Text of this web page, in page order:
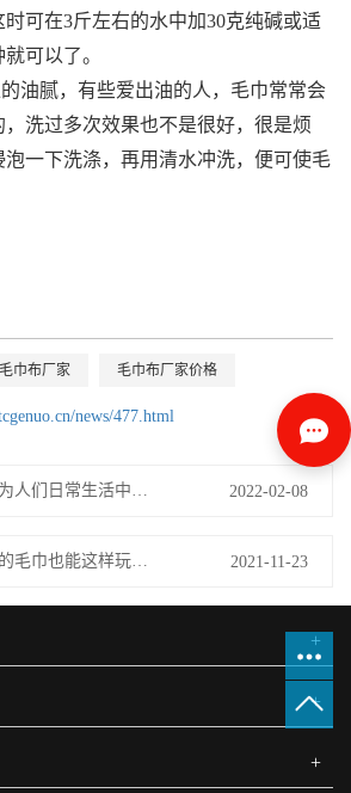
可在3斤左右的水中加30克纯碱或适
可以了。
油腻，有些爱出油的人，毛巾常常会
洗过多次效果也不是很好，很是烦
一下洗涤，再用清水冲洗，便可使毛
毛巾布厂家 毛巾布厂家价格
news/477.html
讲解毛巾作为人们日常生活中不可或缺的必需品 2022-02-08
毛巾布厂家的毛巾也能这样玩创意 2021-11-23
+
+
+